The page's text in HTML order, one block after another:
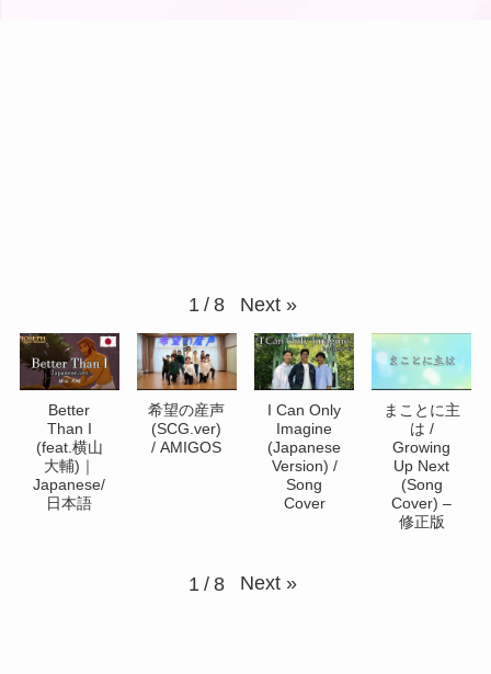
1 / 8 Next »
Better
Than I
(feat.横山
大輔)｜
Japanese/
日本語
希望の産声
(SCG.ver)
/ AMIGOS
I Can Only
Imagine
(Japanese
Version) /
Song
Cover
まことに主
は /
Growing
Up Next
(Song
Cover) –
修正版
1 / 8 Next »